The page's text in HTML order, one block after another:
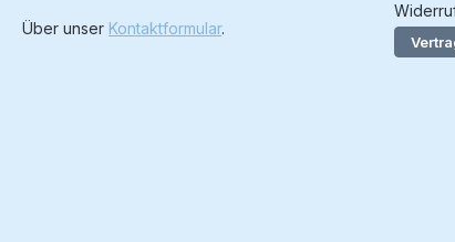
Über unser Kontaktformular.